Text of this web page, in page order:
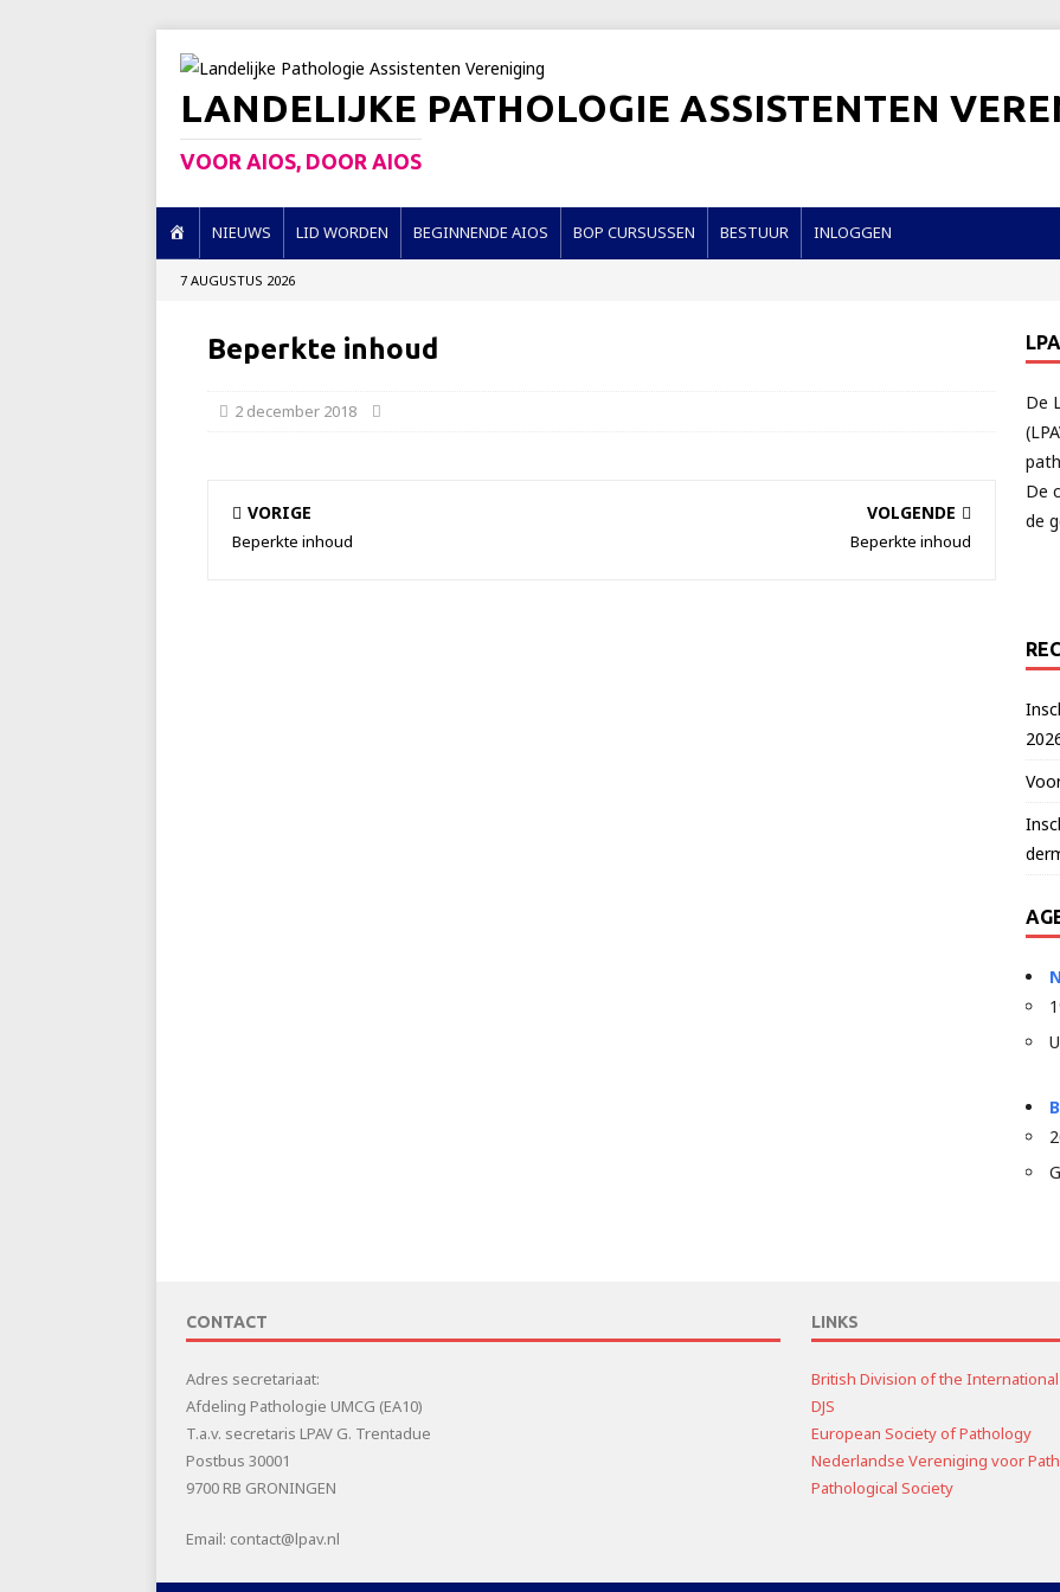
LANDELIJKE PATHOLOGIE ASSISTENTEN
VOOR AIOS, DOOR AIOS
O
M
NIEUWS LID WORDEN BEGINNENDE AIOS BOP CURSUSSEN BESTUUR INLOGGEN
7 AUGUSTUS 2026
Beperkte inhoud
2 december 2018
VORIGE
Beperkte inhoud
VOLGENDE
Beperkte inhoud
De
De
de
CONTACT
Adres secretariaat:
Afdeling Pathologie UMCG (EA10)
T.a.v. secretaris LPAV G. Trentadue
Postbus 30001
9700 RB GRONINGEN
Email: contact@lpav.nl
LINKS
British Division of the
DJS
European Society of Pathology
Nederlandse Vereniging voor
Pathological Society